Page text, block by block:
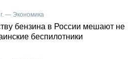
— Экономика
бензина в России мешают не
беспилотники